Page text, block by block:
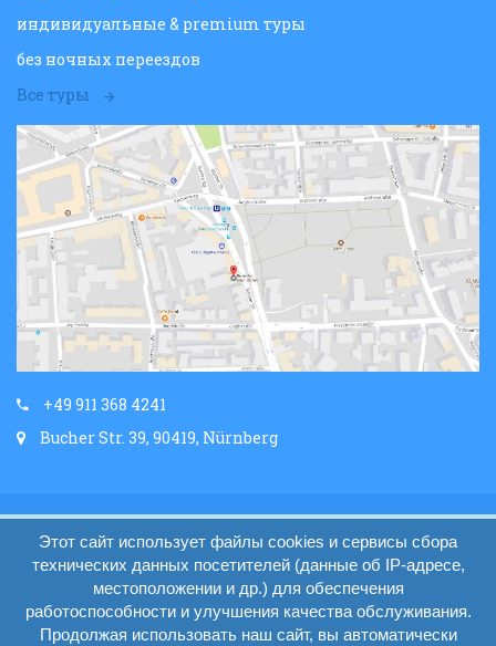
индивидуальные & premium туры
без ночных переездов
Все туры
+49 911 368 4241
Bucher Str. 39, 90419, Nürnberg
Главная
Условия работы (AGB)
Impressum
Вопросы и ответы Контакты
Этот сайт использует файлы cookies и сервисы сбора
технических данных посетителей (данные об IP-адресе,
местоположении и др.) для обеспечения
работоспособности и улучшения качества обслуживания.
Продолжая использовать наш сайт, вы автоматически